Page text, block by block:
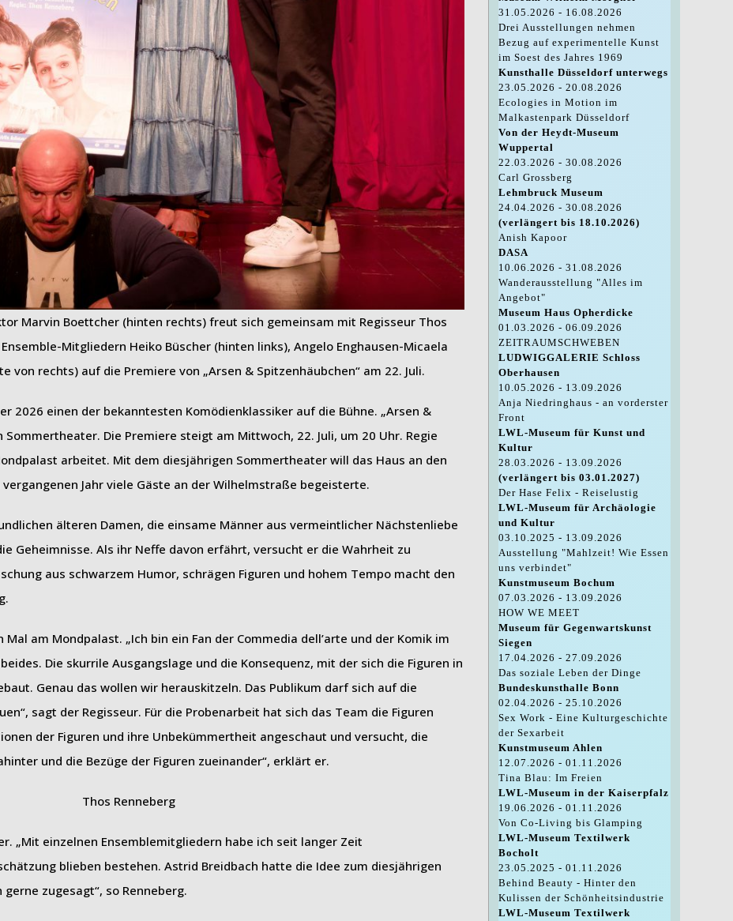
Marvin Boettcher (hinten rechts) freut sich gemeinsam mit Regisseur Thos
Mitgliedern Heiko Büscher (hinten links), Angelo Enghausen-Micaela
von rechts) auf die Premiere von „Arsen & Spitzenhäubchen“ am 22. Juli.
2026 einen der bekanntesten Komödienklassiker auf die Bühne. „Arsen &
Die Premiere steigt am Mittwoch, 22. Juli, um 20 Uhr. Regie
arbeitet. Mit dem diesjährigen Sommertheater will das Haus an den
Jahr viele Gäste an der Wilhelmstraße begeisterte.
älteren Damen, die einsame Männer aus vermeintlicher Nächstenliebe
Geheimnisse. Als ihr Neffe davon erfährt, versucht er die Wahrheit zu
aus schwarzem Humor, schrägen Figuren und hohem Tempo macht den
am Mondpalast. „Ich bin ein Fan der Commedia dell’arte und der Komik im
Die skurrile Ausgangslage und die Konsequenz, mit der sich die Figuren in
Genau das wollen wir herauskitzeln. Das Publikum darf sich auf die
sagt der Regisseur. Für die Probenarbeit hat sich das Team die Figuren
der Figuren und ihre Unbekümmertheit angeschaut und versucht, die
und die Bezüge der Figuren zueinander“, erklärt er.
Thos Renneberg
„Mit einzelnen Ensemblemitgliedern habe ich seit langer Zeit
blieben bestehen. Astrid Breidbach hatte die Idee zum diesjährigen
zugesagt“, so Renneberg.
31.05.2026 - 16.08.2026
Drei Ausstellungen nehmen
Bezug auf experimentelle Kunst
im Soest des Jahres 1969
Kunsthalle Düsseldorf unterwegs
23.05.2026 - 20.08.2026
Ecologies in Motion im
Malkastenpark Düsseldorf
Von der Heydt-Museum
Wuppertal
22.03.2026 - 30.08.2026
Carl Grossberg
Lehmbruck Museum
24.04.2026 - 30.08.2026
(verlängert bis 18.10.2026)
Anish Kapoor
DASA
10.06.2026 - 31.08.2026
Wanderausstellung "Alles im
Angebot"
Museum Haus Opherdicke
01.03.2026 - 06.09.2026
ZEITRAUMSCHWEBEN
LUDWIGGALERIE Schloss
Oberhausen
10.05.2026 - 13.09.2026
Anja Niedringhaus - an vorderster
Front
LWL-Museum für Kunst und
Kultur
28.03.2026 - 13.09.2026
(verlängert bis 03.01.2027)
Der Hase Felix - Reiselustig
LWL-Museum für Archäologie
und Kultur
03.10.2025 - 13.09.2026
Ausstellung "Mahlzeit! Wie Essen
uns verbindet"
Kunstmuseum Bochum
07.03.2026 - 13.09.2026
HOW WE MEET
Museum für Gegenwartskunst
Siegen
17.04.2026 - 27.09.2026
Das soziale Leben der Dinge
Bundeskunsthalle Bonn
02.04.2026 - 25.10.2026
Sex Work - Eine Kulturgeschichte
der Sexarbeit
Kunstmuseum Ahlen
12.07.2026 - 01.11.2026
Tina Blau: Im Freien
LWL-Museum in der Kaiserpfalz
19.06.2026 - 01.11.2026
Von Co-Living bis Glamping
LWL-Museum Textilwerk
Bocholt
23.05.2025 - 01.11.2026
Behind Beauty - Hinter den
Kulissen der Schönheitsindustrie
LWL-Museum Textilwerk